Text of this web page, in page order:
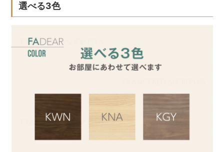
選べる3色